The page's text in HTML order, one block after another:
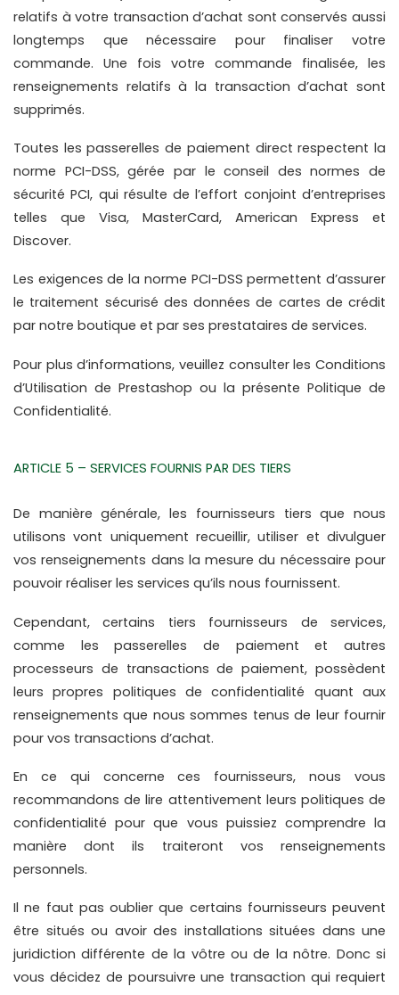
relatifs à votre transaction d’achat sont conservés aussi
longtemps que nécessaire pour finaliser votre
commande. Une fois votre commande finalisée, les
renseignements relatifs à la transaction d’achat sont
supprimés.
Toutes les passerelles de paiement direct respectent la
norme PCI-DSS, gérée par le conseil des normes de
sécurité PCI, qui résulte de l’effort conjoint d’entreprises
telles que Visa, MasterCard, American Express et
Discover.
Les exigences de la norme PCI-DSS permettent d’assurer
le traitement sécurisé des données de cartes de crédit
par notre boutique et par ses prestataires de services.
Pour plus d’informations, veuillez consulter les Conditions
d’Utilisation de Prestashop ou la présente Politique de
Confidentialité.
ARTICLE 5 – SERVICES FOURNIS PAR DES TIERS
De manière générale, les fournisseurs tiers que nous
utilisons vont uniquement recueillir, utiliser et divulguer
vos renseignements dans la mesure du nécessaire pour
pouvoir réaliser les services qu’ils nous fournissent.
Cependant, certains tiers fournisseurs de services,
comme les passerelles de paiement et autres
processeurs de transactions de paiement, possèdent
leurs propres politiques de confidentialité quant aux
renseignements que nous sommes tenus de leur fournir
pour vos transactions d’achat.
En ce qui concerne ces fournisseurs, nous vous
recommandons de lire attentivement leurs politiques de
confidentialité pour que vous puissiez comprendre la
manière dont ils traiteront vos renseignements
personnels.
Il ne faut pas oublier que certains fournisseurs peuvent
être situés ou avoir des installations situées dans une
juridiction différente de la vôtre ou de la nôtre. Donc si
vous décidez de poursuivre une transaction qui requiert